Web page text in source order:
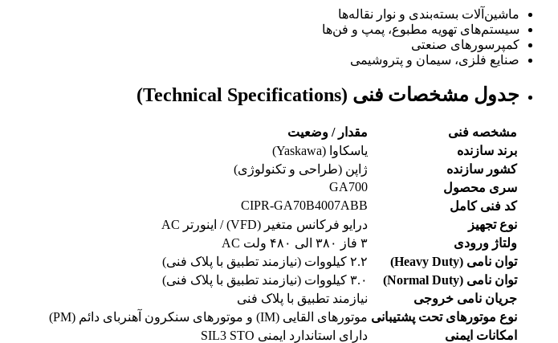
ماشین‌آلات بسته‌بندی و نوار نقاله‌ها
سیستم‌های تهویه مطبوع، پمپ و فن‌ها
کمپرسورهای صنعتی
صنایع فلزی، سیمان و پتروشیمی
جدول مشخصات فنی (Technical Specifications)
مشخصه فنی
مقدار / وضعیت
برند سازنده
یاسکاوا (Yaskawa)
کشور سازنده
ژاپن (طراحی و تکنولوژی)
سری محصول
GA700
کد فنی کامل
CIPR-GA70B4007ABB
نوع تجهیز
درایو فرکانس متغیر (VFD) / اینورتر AC
ولتاژ ورودی
۳ فاز ۳۸۰ الی ۴۸۰ ولت AC
توان نامی (Heavy Duty)
۲.۲ کیلووات (نیازمند تطبیق با پلاک فنی)
توان نامی (Normal Duty)
۳.۰ کیلووات (نیازمند تطبیق با پلاک فنی)
جریان نامی خروجی
نیازمند تطبیق با پلاک فنی
نوع موتورهای تحت پشتیبانی موتورهای القایی (IM) و موتورهای سنکرون آهنربای دائم (PM)
امکانات ایمنی
دارای استاندارد ایمنی SIL3 STO